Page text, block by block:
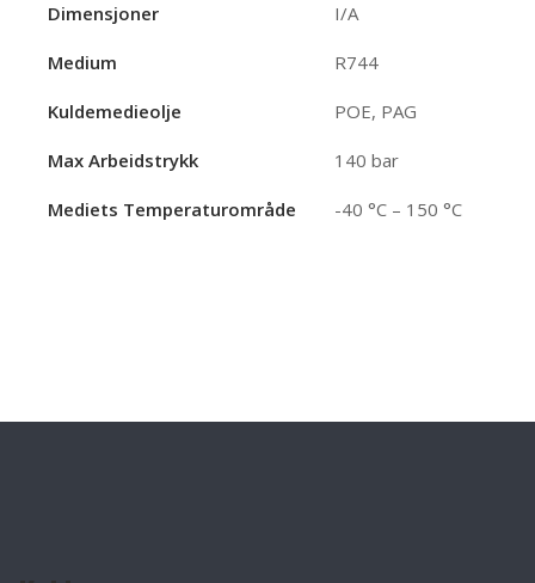
Dimensjoner I/A
Medium R744
Kuldemedieolje POE, PAG
Max Arbeidstrykk 140 bar
Mediets Temperaturområde -40 °C – 150 °C